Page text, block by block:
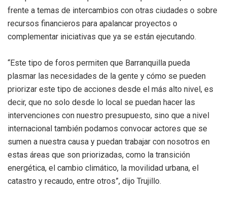
frente a temas de intercambios con otras ciudades o sobre
recursos financieros para apalancar proyectos o
complementar iniciativas que ya se están ejecutando.
“Este tipo de foros permiten que Barranquilla pueda
plasmar las necesidades de la gente y cómo se pueden
priorizar este tipo de acciones desde el más alto nivel, es
decir, que no solo desde lo local se puedan hacer las
intervenciones con nuestro presupuesto, sino que a nivel
internacional también podamos convocar actores que se
sumen a nuestra causa y puedan trabajar con nosotros en
estas áreas que son priorizadas, como la transición
energética, el cambio climático, la movilidad urbana, el
catastro y recaudo, entre otros”, dijo Trujillo.